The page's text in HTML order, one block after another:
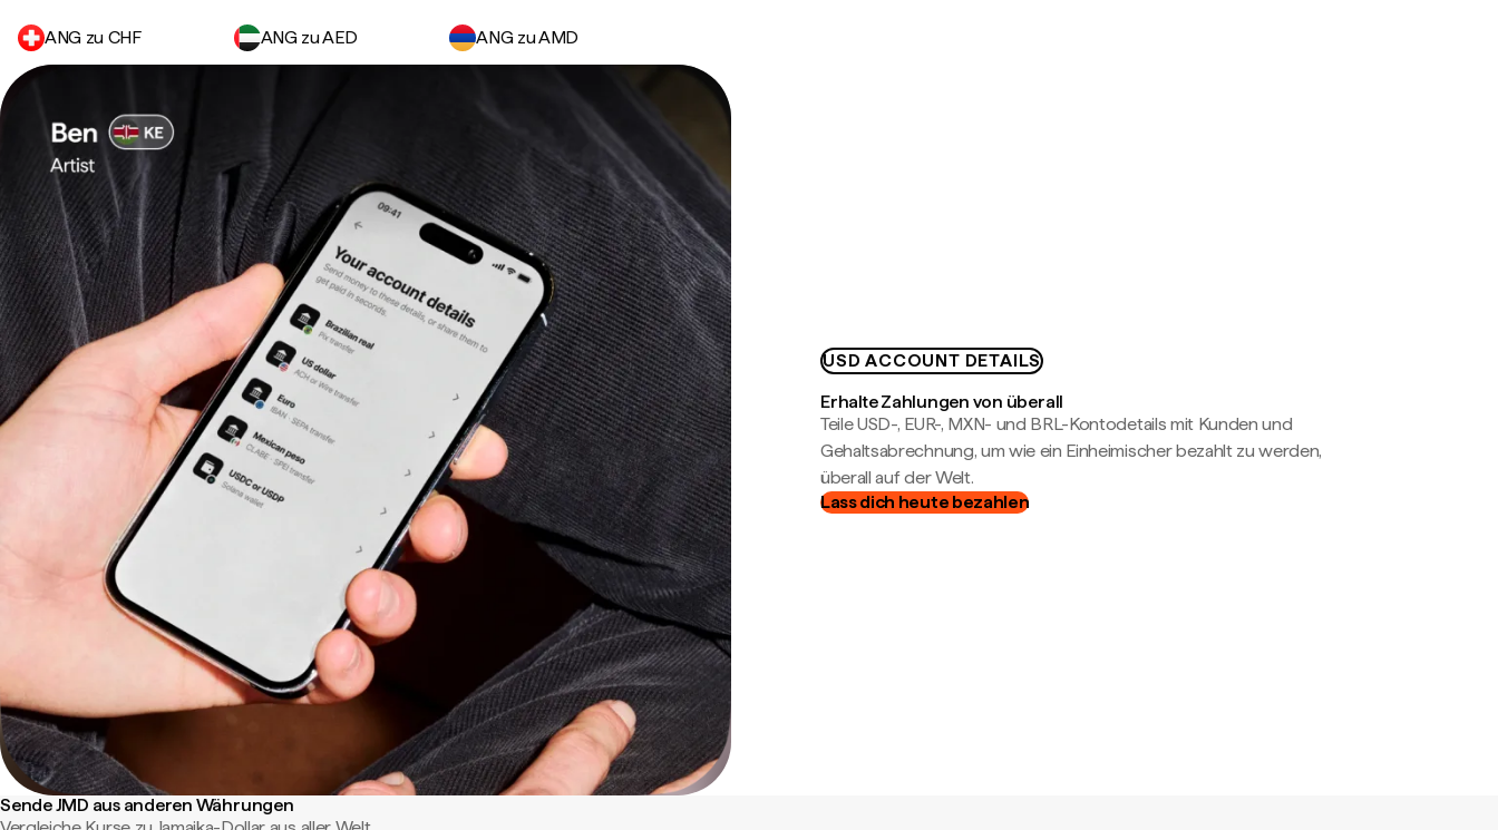
ANG zu CHF ANG zu AED ANG zu AMD
USD ACCOUNT DETAILS
Erhalte Zahlungen von überall
Teile USD-, EUR-, MXN- und BRL-Kontodetails mit Kunden und
Gehaltsabrechnung, um wie ein Einheimischer bezahlt zu werden,
überall auf der Welt.
Lass dich heute bezahlen
Sende JMD aus anderen Währungen